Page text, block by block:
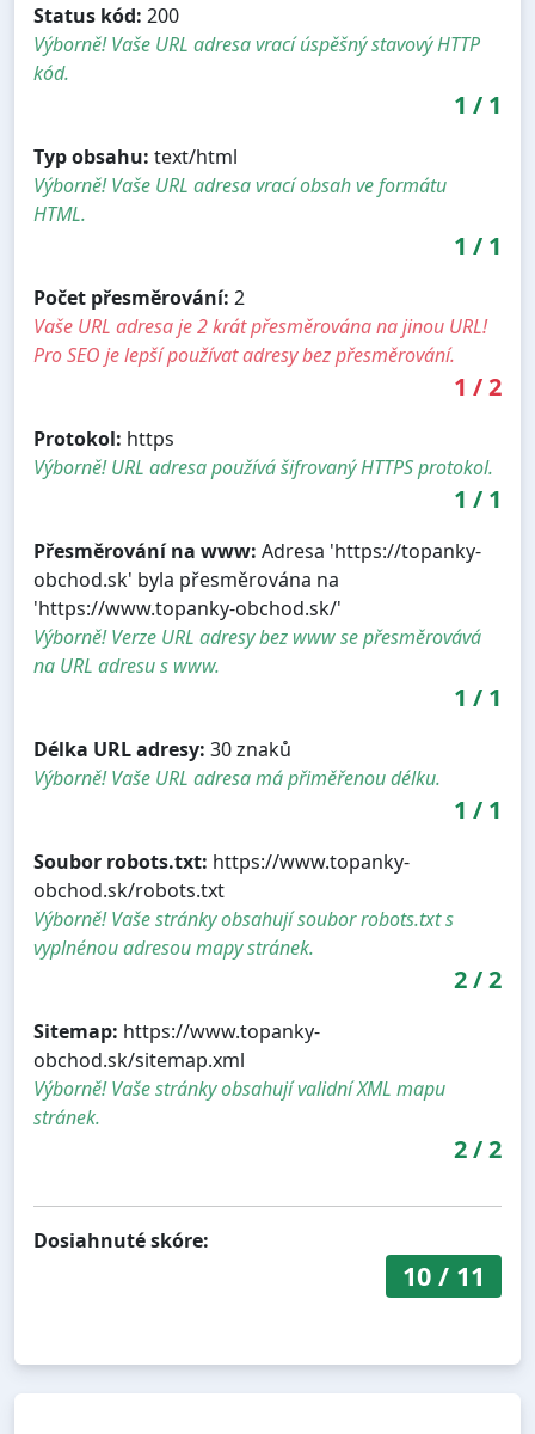
Status kód: 200
Výborně! Vaše URL adresa vrací úspěšný stavový HTTP
kód.
1 / 1
Typ obsahu: text/html
Výborně! Vaše URL adresa vrací obsah ve formátu
HTML.
1 / 1
Počet přesměrování: 2
Vaše URL adresa je 2 krát přesměrována na jinou URL!
Pro SEO je lepší používat adresy bez přesměrování.
1 /2
Protokol: https
Výborně! URL adresa používá šifrovaný HTTPS protokol.
1 / 1
Přesměrování na www: Adresa 'https://topanky-
obchod.sk' byla přesměrována na
'https://www.topanky-obchod.sk/'
Výborně! Verze URL adresy bez www se přesměrovává
na URL adresu s www.
1 / 1
Délka URL adresy: 30 znaků
Výborně! Vaše URL adresa má přiměřenou délku.
1 / 1
Soubor robots.txt: https://www.topanky-
obchod.sk/robots.txt
Výborně! Vaše stránky obsahují soubor robots.txt s
vyplnénou adresou mapy stránek.
2/2
Sitemap: https://www.topanky-
obchod.sk/sitemap.xml
Výborně! Vaše stránky obsahují validní XML mapu
stránek.
2/2
Dosiahnuté skóre:
10/ 11